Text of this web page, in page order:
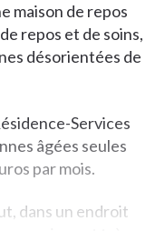
maison de repos
repos et de soins,
désorientées de
Services
âgées seules
par mois.
dans un endroit